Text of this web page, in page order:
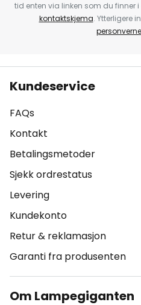
tid enten via linken som du finner
kontaktskjema. Ytterligere
Kundeservice
FAQs
Kontakt
Betalingsmetoder
Sjekk ordrestatus
Levering
Kundekonto
Retur & reklamasjon
Garanti fra produsenten
Om Lampegiganten